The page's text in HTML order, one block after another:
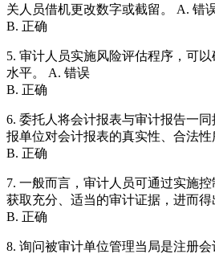
关人员借机更改数字或截留。 A. 错
B. 正确
5. 审计人员实施风险评估程序，可
水平。 A. 错误
B. 正确
6. 委托人将会计报表与审计报告一
报单位对会计报表的真实性、合法
B. 正确
7. 一般而言，审计人员可通过实施
获取充分、适当的审计证据，进而
B. 正确
8. 询问被审计单位管理当局是注册